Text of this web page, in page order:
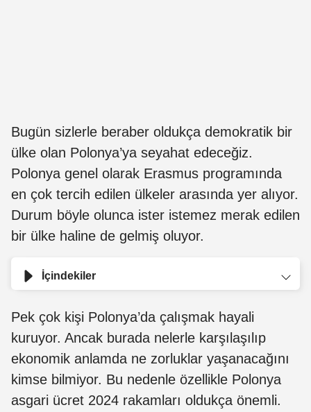
Bugün sizlerle beraber oldukça demokratik bir
ülke olan Polonya’ya seyahat edeceğiz.
Polonya genel olarak Erasmus programında
en çok tercih edilen ülkeler arasında yer alıyor.
Durum böyle olunca ister istemez merak edilen
bir ülke haline de gelmiş oluyor.
İçindekiler
Pek çok kişi Polonya’da çalışmak hayali
kuruyor. Ancak burada nelerle karşılaşılıp
ekonomik anlamda ne zorluklar yaşanacağını
kimse bilmiyor. Bu nedenle özellikle Polonya
asgari ücret 2024 rakamları oldukça önemli.